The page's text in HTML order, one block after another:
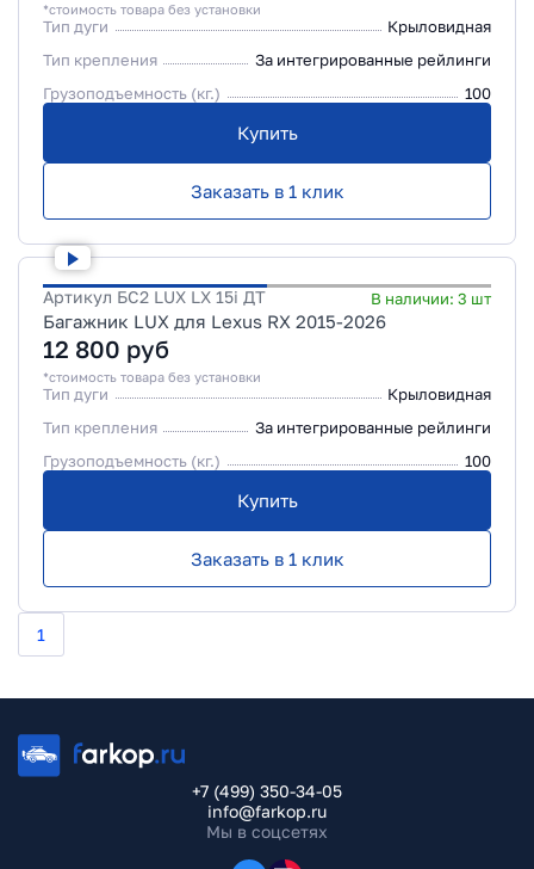
*стоимость товара без установки
Тип дуги
Крыловидная
Тип крепления
За интегрированные рейлинги
Грузоподъемность (кг.)
100
Купить
Заказать в 1 клик
Артикул БС2 LUX LX 15i ДТ В наличии: 3 шт
Багажник LUX для Lexus RX 2015-2026
12 800 руб
*стоимость товара без установки
Тип дуги
Крыловидная
Тип крепления
За интегрированные рейлинги
Грузоподъемность (кг.)
100
Купить
Заказать в 1 клик
1
+7 (499) 350-34-05
info@farkop.ru
Мы в соцсетях